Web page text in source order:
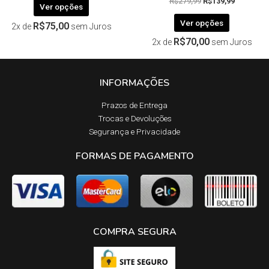
Ver opções
2x de R$75,00 sem Juros Ver opções
2x de R$70,00 sem Juros
INFORMAÇÕES
Prazos de Entrega​
Trocas e Devoluções​
Segurança e Privacidade
FORMAS DE PAGAMENTO
COMPRA SEGURA